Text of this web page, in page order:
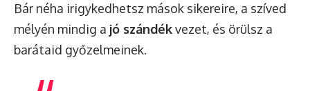
Bár néha irigykedhetsz mások sikereire, a szíved
mélyén mindig a jó szándékvezet, és örülsz a
barátaid győzelmeinek.